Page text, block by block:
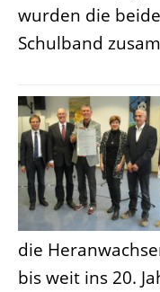
wurden die
Schulband
die
bis weit ins 20.